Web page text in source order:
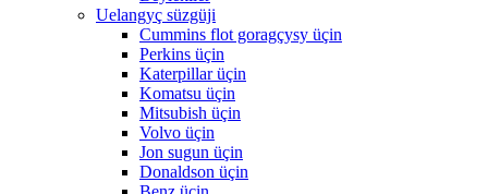
Uelangyç süzgüji
Cummins flot goragçysy üçin
Perkins üçin
Katerpillar üçin
Komatsu üçin
Mitsubish üçin
Volvo üçin
Jon sugun üçin
Donaldson üçin